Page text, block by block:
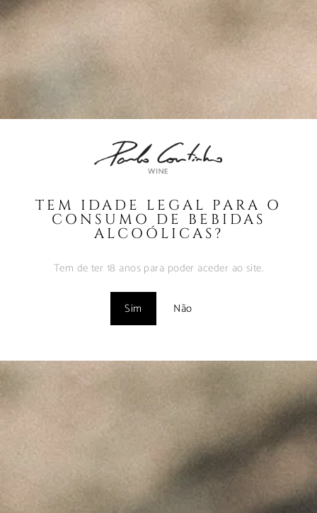
TEM IDADE LEGAL PARA O
CONSUMO DE BEBIDAS
ALCOÓLICAS?
Tem de ter 18 anos para poder aceder ao site.
Sim Não
A Perfeita Imperfeição
dos Vinhos de Paulo
Coutinho – Fev2025
FONTE – Nov2024
Fevereiro 9, 2025
MUST – VINHA do
Fevereiro 9, 2025
Vinhos com Assinatura
Maio 1, 2024
"Wine is not made for winemakers and
their friends alone, but I wish I will always
have plenty of them to share it with."